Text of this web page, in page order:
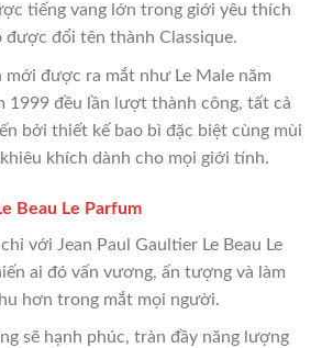
tiếng vang lớn trong giới yêu thích
được đổi tên thành Classique.
mới được ra mắt như Le Male năm
1999 đều lần lượt thành công, tất cả
bởi thiết kế bao bì đặc biệt cùng mùi
khích dành cho mọi giới tính.
Beau Le Parfum
với Jean Paul Gaultier Le Beau Le
ai đó vấn vương, ấn tượng và làm
hơn trong mắt mọi người.
sẽ hạnh phúc, tràn đầy năng lượng